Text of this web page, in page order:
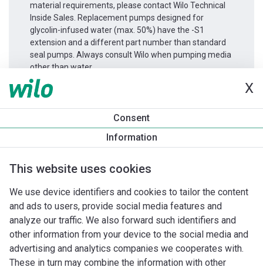
X
Consent
Information
This website uses cookies
We use device identifiers and cookies to tailor the content
and ads to users, provide social media features and
analyze our traffic. We also forward such identifiers and
other information from your device to the social media and
advertising and analytics companies we cooperates with.
These in turn may combine the information with other
material requirements, please contact Wilo Technical
Inside Sales. Replacement pumps designed for
glycolin-infused water (max. 50%) have the -S1
extension and a different part number than standard
seal pumps. Always consult Wilo when pumping media
other than water.
Informace o produktu
Stratos GIGA2.0-I 100/1-17/2,2